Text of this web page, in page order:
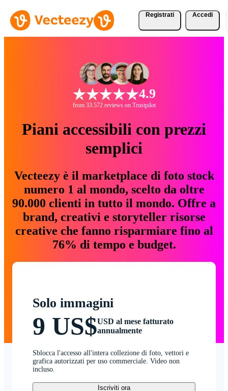
Registrati Accedi
4.9
from 33.572 reviews on Trustpilot
Piani accessibili con prezzi
semplici
Vecteezy è il marketplace di foto stock
numero 1 al mondo, scelto da oltre
90.000 clienti in tutto il mondo. Offre a
brand, creativi e storyteller risorse
creative che fanno risparmiare fino al
76% di tempo e budget.
Solo immagini
9 US$USD al mese fatturato
annualmente
Sblocca l'accesso all'intera collezione di foto, vettori e
grafica autorizzati per uso commerciale. Video non
incluso.
Iscriviti ora